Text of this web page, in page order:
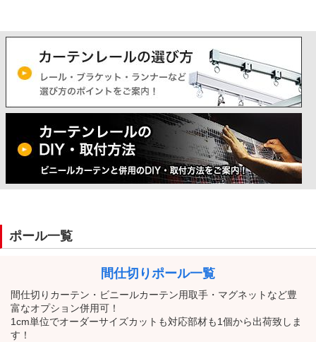
ポール一覧
間仕切りポール一覧
間仕切りカーテン・ビニールカーテン用取手・マグネットなど豊
富なオプション併用可！
1cm単位でオーダーサイズカットも対応部材も1個から出荷致しま
す！